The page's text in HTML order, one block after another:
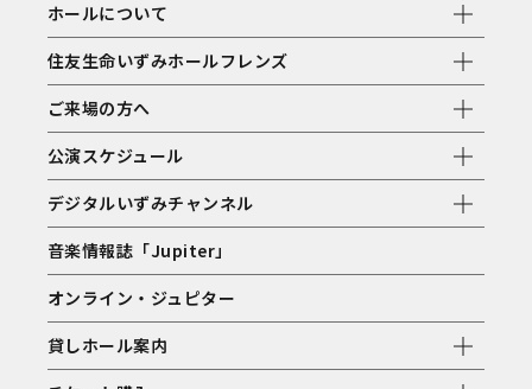
ホールについて
住友生命いずみホールフレンズ
ご来場の方へ
公演スケジュール
デジタルいずみチャンネル
音楽情報誌「Jupiter」
オンライン・ジュピター
貸しホール案内